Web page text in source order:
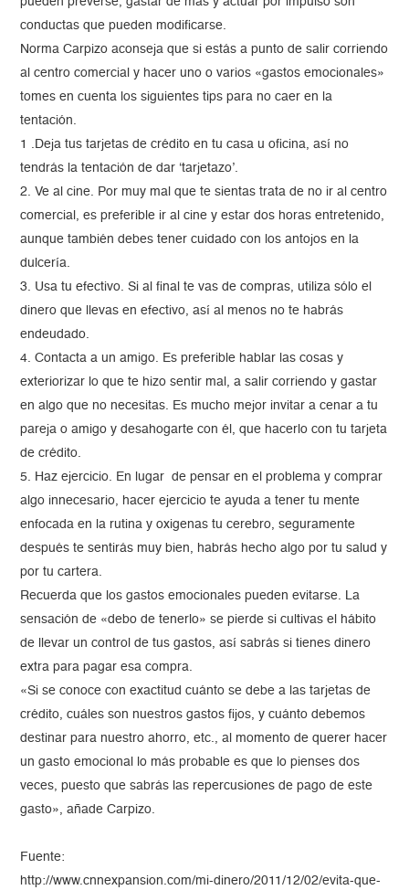
conductas que pueden modificarse.
Norma Carpizo aconseja que si estás a punto de salir corriendo
al centro comercial y hacer uno o varios «gastos emocionales»
tomes en cuenta los siguientes tips para no caer en la
tentación.
1 .Deja tus tarjetas de crédito en tu casa u oficina, así no
tendrás la tentación de dar ‘tarjetazo’.
2. Ve al cine. Por muy mal que te sientas trata de no ir al centro
comercial, es preferible ir al cine y estar dos horas entretenido,
aunque también debes tener cuidado con los antojos en la
dulcería.
3. Usa tu efectivo. Si al final te vas de compras, utiliza sólo el
dinero que llevas en efectivo, así al menos no te habrás
endeudado.
4. Contacta a un amigo. Es preferible hablar las cosas y
exteriorizar lo que te hizo sentir mal, a salir corriendo y gastar
en algo que no necesitas. Es mucho mejor invitar a cenar a tu
pareja o amigo y desahogarte con él, que hacerlo con tu tarjeta
de crédito.
5. Haz ejercicio. En lugar de pensar en el problema y comprar
algo innecesario, hacer ejercicio te ayuda a tener tu mente
enfocada en la rutina y oxigenas tu cerebro, seguramente
después te sentirás muy bien, habrás hecho algo por tu salud y
por tu cartera.
Recuerda que los gastos emocionales pueden evitarse. La
sensación de «debo de tenerlo» se pierde si cultivas el hábito
de llevar un control de tus gastos, así sabrás si tienes dinero
extra para pagar esa compra.
«Si se conoce con exactitud cuánto se debe a las tarjetas de
crédito, cuáles son nuestros gastos fijos, y cuánto debemos
destinar para nuestro ahorro, etc., al momento de querer hacer
un gasto emocional lo más probable es que lo pienses dos
veces, puesto que sabrás las repercusiones de pago de este
gasto», añade Carpizo.
Fuente:
http://www.cnnexpansion.com/mi-dinero/2011/12/02/evita-que-